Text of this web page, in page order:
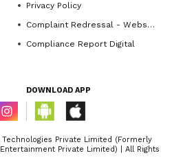
Privacy Policy
Complaint Redressal - Website
Compliance Report Digital
DOWNLOAD APP
Private Limited (Formerly
Private Limited) | All Rights